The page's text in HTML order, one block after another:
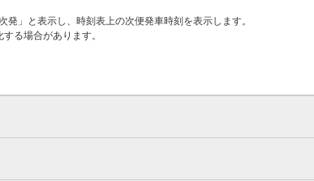
」と表示し、時刻表上の次便発車時刻を表示します。
る場合があります。